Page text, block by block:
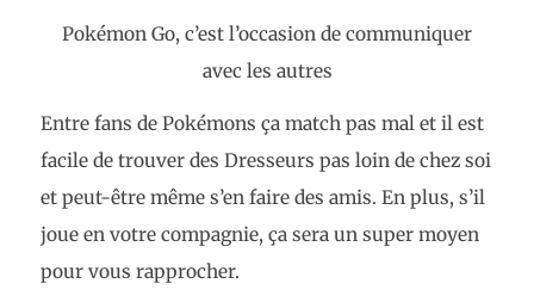
Pokémon Go, c’est l’occasion de communiquer
avec les autres
Entre fans de Pokémons ça match pas mal et il est
facile de trouver des Dresseurs pas loin de chez soi
et peut-être même s’en faire des amis. En plus, s’il
joue en votre compagnie, ça sera un super moyen
pour vous rapprocher.